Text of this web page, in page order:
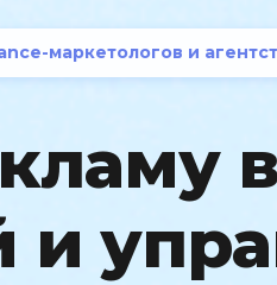
маркетологов и
и